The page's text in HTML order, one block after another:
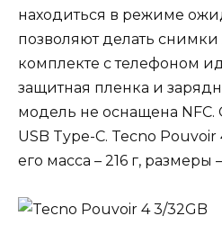
находиться в режиме
позволяют делать снимки
комплекте с телефоном
защитная пленка и
модель не оснащена NFC.
USB Type-C. Tecno
его масса – 216 г, размеры